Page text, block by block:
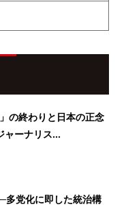
の終わりと日本の正念
ーナリス...
多党化に即した統治構